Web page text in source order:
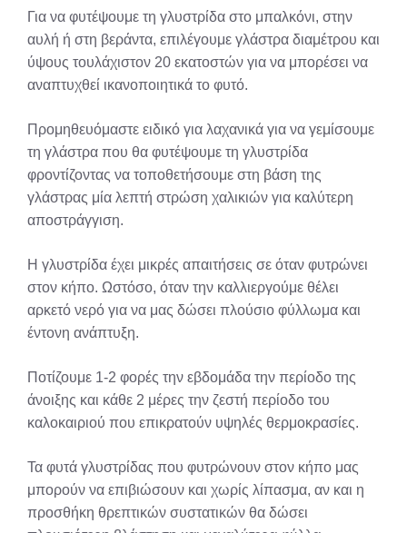
Για να φυτέψουμε τη γλυστρίδα στο μπαλκόνι, στην
αυλή ή στη βεράντα, επιλέγουμε γλάστρα διαμέτρου και
ύψους τουλάχιστον 20 εκατοστών για να μπορέσει να
αναπτυχθεί ικανοποιητικά το φυτό.
Προμηθευόμαστε ειδικό για λαχανικά για να γεμίσουμε
τη γλάστρα που θα φυτέψουμε τη γλυστρίδα
φροντίζοντας να τοποθετήσουμε στη βάση της
γλάστρας μία λεπτή στρώση χαλικιών για καλύτερη
αποστράγγιση.
H γλυστρίδα έχει μικρές απαιτήσεις σε όταν φυτρώνει
στον κήπο. Ωστόσο, όταν την καλλιεργούμε θέλει
αρκετό νερό για να μας δώσει πλούσιο φύλλωμα και
έντονη ανάπτυξη.
Ποτίζουμε 1-2 φορές την εβδομάδα την περίοδο της
άνοιξης και κάθε 2 μέρες την ζεστή περίοδο του
καλοκαιριού που επικρατούν υψηλές θερμοκρασίες.
Τα φυτά γλυστρίδας που φυτρώνουν στον κήπο μας
μπορούν να επιβιώσουν και χωρίς λίπασμα, αν και η
προσθήκη θρεπτικών συστατικών θα δώσει